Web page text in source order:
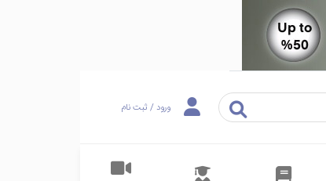
ورود / ثبت نام